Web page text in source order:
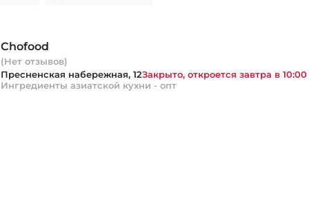
Chofood
(Нет отзывов)
Пресненская набережная, 12Закрыто, откроется завтра в 10:00
Ингредиенты азиатской кухни - опт